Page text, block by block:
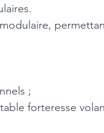
;
forteresse